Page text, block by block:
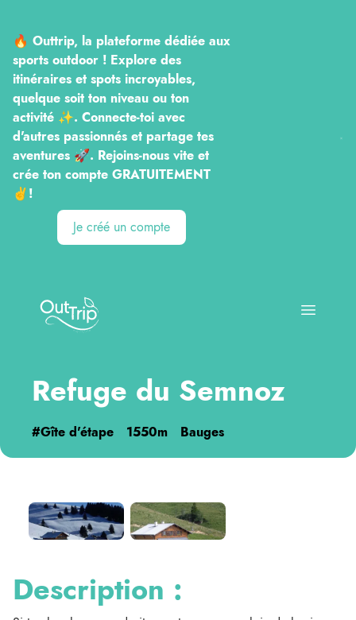
🔥 Outtrip, la plateforme dédiée aux
sports outdoor ! Explore des
itinéraires et spots incroyables,
quelque soit ton niveau ou ton
activité ✨. Connecte-toi avec
d'autres passionnés et partage tes
aventures 🚀. Rejoins-nous vite et
crée ton compte GRATUITEMENT
✌️!
Je créé un compte
Outtrip
Open
Refuge du Semnoz
#Gîte d'étape 1550m Bauges
Description :